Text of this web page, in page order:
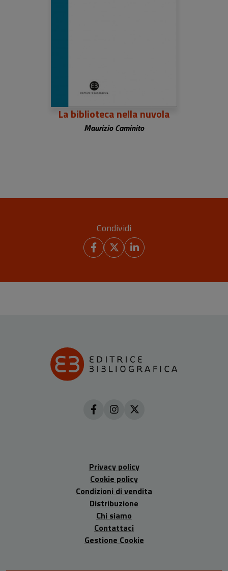
La biblioteca nella nuvola
Maurizio Caminito
Condividi
Privacy policy
Cookie policy
Condizioni di vendita
Distribuzione
Chi siamo
Contattaci
Gestione Cookie